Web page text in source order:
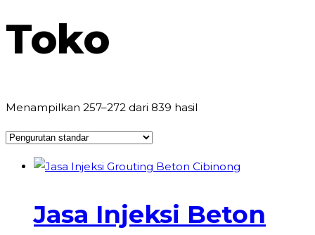
Toko
Menampilkan 257–272 dari 839 hasil
Jasa Injeksi Beton